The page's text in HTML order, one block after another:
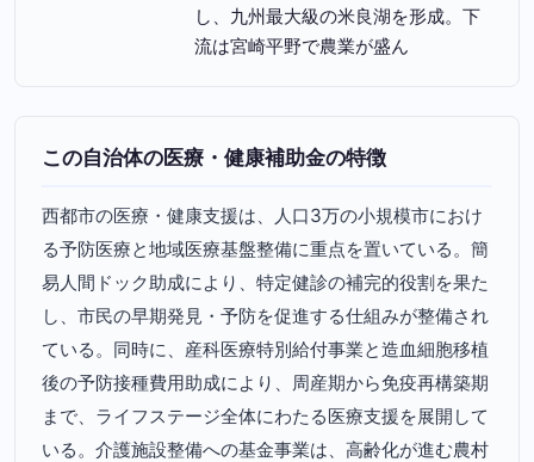
し、九州最大級の米良湖を形成。下
流は宮崎平野で農業が盛ん
この自治体の医療・健康補助金の特徴
西都市の医療・健康支援は、人口3万の小規模市におけ
る予防医療と地域医療基盤整備に重点を置いている。簡
易人間ドック助成により、特定健診の補完的役割を果た
し、市民の早期発見・予防を促進する仕組みが整備され
ている。同時に、産科医療特別給付事業と造血細胞移植
後の予防接種費用助成により、周産期から免疫再構築期
まで、ライフステージ全体にわたる医療支援を展開して
いる。介護施設整備への基金事業は、高齢化が進む農村